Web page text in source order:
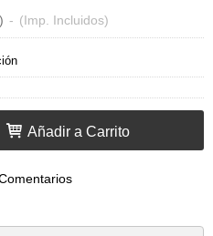
- (Imp. Incluidos)
Añadir a Carrito